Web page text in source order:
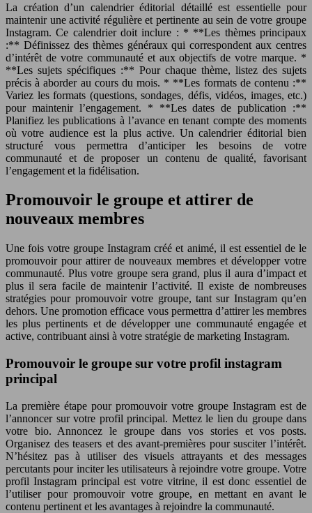
La création d’un calendrier éditorial détaillé est essentielle pour
maintenir une activité régulière et pertinente au sein de votre groupe
Instagram. Ce calendrier doit inclure : * **Les thèmes principaux
:** Définissez des thèmes généraux qui correspondent aux centres
d’intérêt de votre communauté et aux objectifs de votre marque. *
**Les sujets spécifiques :** Pour chaque thème, listez des sujets
précis à aborder au cours du mois. * **Les formats de contenu :**
Variez les formats (questions, sondages, défis, vidéos, images, etc.)
pour maintenir l’engagement. * **Les dates de publication :**
Planifiez les publications à l’avance en tenant compte des moments
où votre audience est la plus active. Un calendrier éditorial bien
structuré vous permettra d’anticiper les besoins de votre
communauté et de proposer un contenu de qualité, favorisant
l’engagement et la fidélisation.
Promouvoir le groupe et attirer de
nouveaux membres
Une fois votre groupe Instagram créé et animé, il est essentiel de le
promouvoir pour attirer de nouveaux membres et développer votre
communauté. Plus votre groupe sera grand, plus il aura d’impact et
plus il sera facile de maintenir l’activité. Il existe de nombreuses
stratégies pour promouvoir votre groupe, tant sur Instagram qu’en
dehors. Une promotion efficace vous permettra d’attirer les membres
les plus pertinents et de développer une communauté engagée et
active, contribuant ainsi à votre stratégie de marketing Instagram.
Promouvoir le groupe sur votre profil instagram
principal
La première étape pour promouvoir votre groupe Instagram est de
l’annoncer sur votre profil principal. Mettez le lien du groupe dans
votre bio. Annoncez le groupe dans vos stories et vos posts.
Organisez des teasers et des avant-premières pour susciter l’intérêt.
N’hésitez pas à utiliser des visuels attrayants et des messages
percutants pour inciter les utilisateurs à rejoindre votre groupe. Votre
profil Instagram principal est votre vitrine, il est donc essentiel de
l’utiliser pour promouvoir votre groupe, en mettant en avant le
contenu pertinent et les avantages à rejoindre la communauté.